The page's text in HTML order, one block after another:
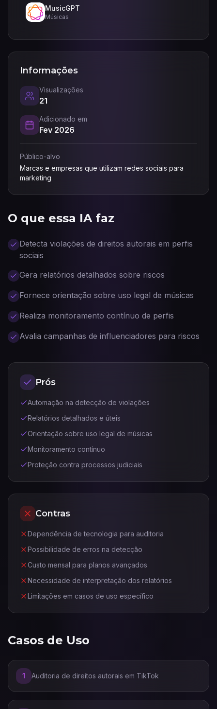
O que essa IA faz
Detecta violações de direitos autorais em perfis
sociais
Gera relatórios detalhados sobre riscos
Fornece orientação sobre uso legal de músicas
Realiza monitoramento contínuo de perfis
Avalia campanhas de influenciadores para riscos
Prós
Automação na detecção de violações
Relatórios detalhados e úteis
Orientação sobre uso legal de músicas
Monitoramento contínuo
Proteção contra processos judiciais
Contras
Dependência de tecnologia para auditoria
Possibilidade de erros na detecção
Custo mensal para planos avançados
Necessidade de interpretação dos relatórios
Limitações em casos de uso específico
Casos de Uso
1 Auditoria de direitos autorais em TikTok
MusicGPT
Músicas
Informações
Visualizações
21
Adicionado em
Fev 2026
Público-alvo
Marcas e empresas que utilizam redes sociais para
marketing